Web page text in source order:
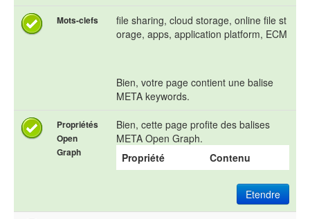
Mots-clefs
file sharing, cloud storage, online file st
orage, apps, application platform, ECM
Bien, votre page contient une balise
META keywords.
Propriétés
Open
Graph
Bien, cette page profite des balises
META Open Graph.
Propriété
Contenu
Etendre